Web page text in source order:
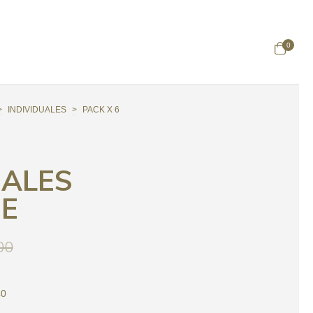
0
INDIVIDUALES > PACK X 6